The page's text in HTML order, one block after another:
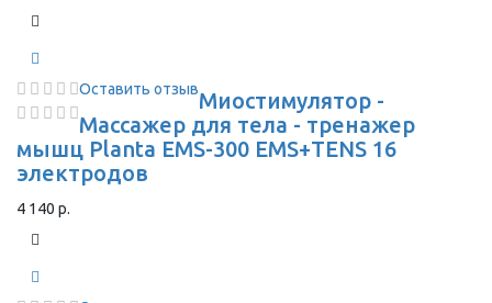
Оставить отзывМиостимулятор -
Массажер для тела - тренажер
мышц Planta EMS-300 EMS+TENS 16
электродов
4 140 р.